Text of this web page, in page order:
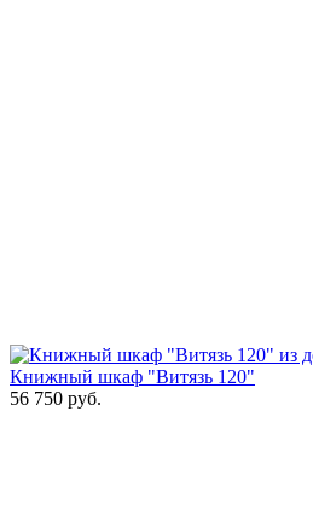
Книжный шкаф "Витязь 120"
56 750 руб.